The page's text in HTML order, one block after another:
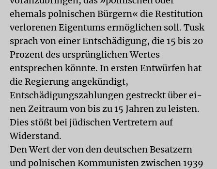
ehemals polnischen Bürgern« die Restitution
verlorenen Eigentums ermöglichen soll. Tusk
sprach von einer Entschädigung, die 15 bis 20
Prozent des ursprünglichen Wertes
entsprechen könnte. In ersten Entwürfen hat
die Regierung angekündigt,
Entschädigungszahlungen gestreckt über ei-
nen Zeitraum von bis zu 15 Jahren zu leisten.
Dies stößt bei jüdischen Vertretern auf
Widerstand.
Den Wert der von den deutschen Besatzern
und polnischen Kommunisten zwischen 1939